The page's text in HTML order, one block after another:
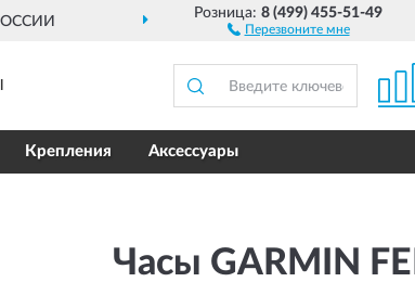
ДОСТАВИМПО
Розница:8 (499) 455-51-49
Перезвоните мне
Крепления Аксессуары
Часы GARMIN